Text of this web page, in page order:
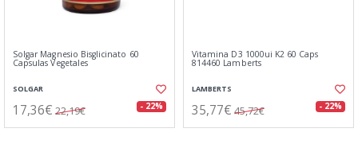
Solgar Magnesio Bisglicinato 60
Capsulas Vegetales
SOLGAR
17,36€ 22,19€ - 22%
Vitamina D3 1000ui K2 60 Caps
814460 Lamberts
LAMBERTS
35,77€ 45,72€ - 22%